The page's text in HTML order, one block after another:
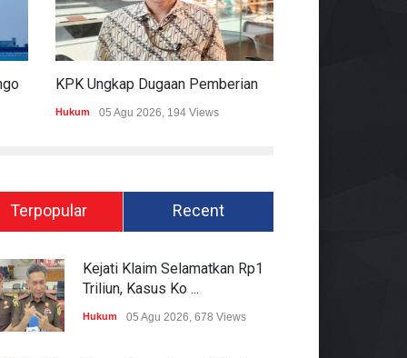
Hukum 05 Agu 2026, 194 Views
Terpopular Recent
Kejati Klaim Selamatkan Rp1
Triliun, Kasus Ko ...
Hukum 05 Agu 2026, 678 Views